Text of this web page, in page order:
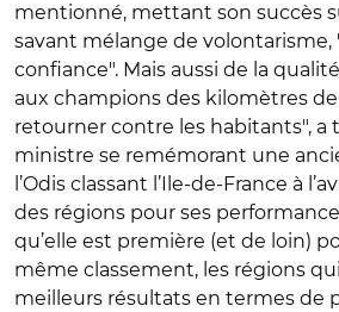
mentionné, mettant son succès
savant mélange de volontarisme,
confiance". Mais aussi de la
aux champions des kilomètres
retourner contre les habitants", a
ministre se remémorant une
l’Odis classant l’Ile-de-France à
des régions pour ses
qu’elle est première (et de loin)
même classement, les régions
meilleurs résultats en termes de